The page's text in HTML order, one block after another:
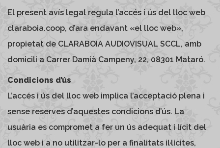
El present avís legal regula l’accés i ús del lloc web
claraboia.coop, d’ara endavant «el lloc web»,
propietat de CLARABOIA AUDIOVISUAL SCCL, amb
domicili a Carrer Damià Campeny, 22, 08301 Mataró.
Condicions d’ús
L’accés i ús del lloc web implica l’acceptació plena i
sense reserves d’aquestes condicions d’ús. La
usuària es compromet a fer un ús adequat i lícit del
lloc web i a no utilitzar-lo per a finalitats il·lícites,